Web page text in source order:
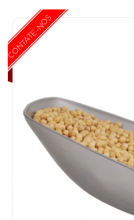
CONTATE-NOS